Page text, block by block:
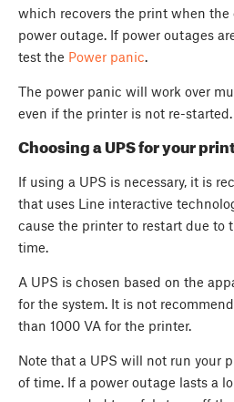
which recovers the print when the
power outage. If power outages
test the Power panic.
The power panic will work over
even if the printer is not re-started.
Choosing a UPS for your
If using a UPS is necessary, it is
that uses Line interactive
cause the printer to restart due to
time.
A UPS is chosen based on the
for the system. It is not
than 1000 VA for the printer.
Note that a UPS will not run your
of time. If a power outage lasts a